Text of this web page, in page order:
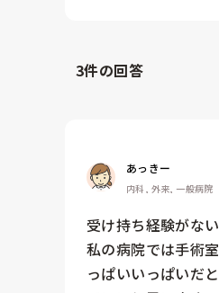
3件の回答
あっきー
内科, 外来, 一般病院
受け持ち経験がな
私の病院では手術
っぱいいっぱいだ